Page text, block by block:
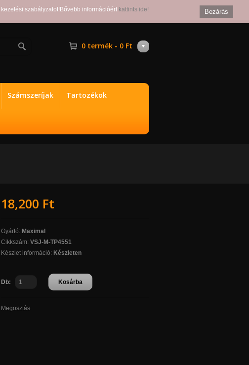
0 termék - 0 Ft
Számszeríjak Tartozékok
18,200 Ft
Gyártó: Maximal
Cikkszám: VSJ-M-TP4551
Készlet információ: Készleten
Db: Kosárba
Megosztás
Bezárás
szabályzatot!Bővebb információért kattints ide!